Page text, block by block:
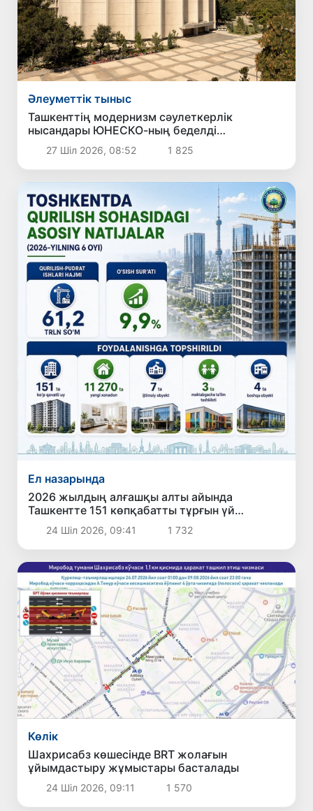
Әлеуметтік тыныс
Ташкенттің модернизм сәулеткерлік
нысандары ЮНЕСКО-ның беделді
Халықаралық тізіміне ресми түрде енгізілді
27 Шіл 2026, 08:52 1 825
Ел назарында
2026 жылдың алғашқы алты айында
Ташкентте 151 көпқабатты тұрғын үй
пайдалануға берілді
24 Шіл 2026, 09:41 1 732
Көлік
Шахрисабз көшесінде BRT жолағын
ұйымдастыру жұмыстары басталады
24 Шіл 2026, 09:11 1 570